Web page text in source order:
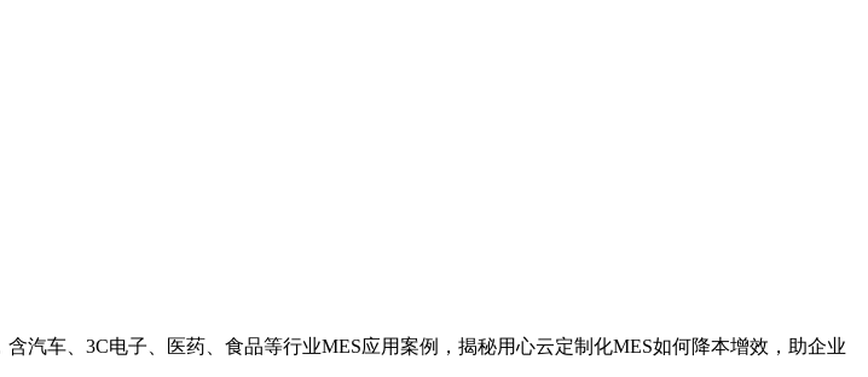
汽车、3C电子、医药、食品等行业MES应用案例，揭秘用心云定制化MES如何降本增效，助企业